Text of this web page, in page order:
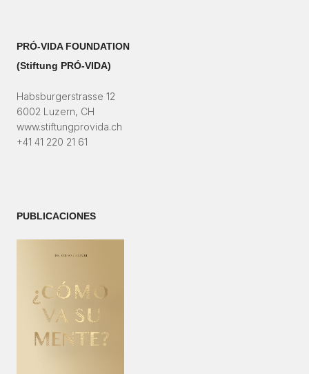
PRÓ-VIDA FOUNDATION
(Stiftung PRÓ-VIDA)​
Habsburgerstrasse 12
6002 Luzern, CH
www.stiftungprovida.ch
+41 41 220 21 61
PUBLICACIONES